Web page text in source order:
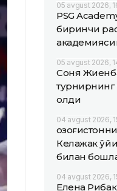
05 avgust 2026,
PSG
биринчи
05 avgust 2026,
Соня
турнирнинг
олди
04 avgust 2026,
Келажак
билан
04 avgust 2026,
Елена